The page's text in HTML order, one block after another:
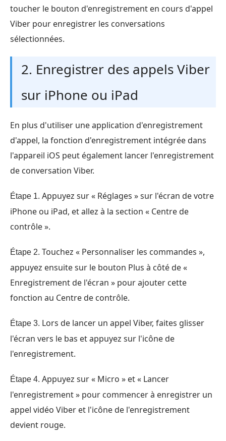
toucher le bouton d'enregistrement en cours d'appel
Viber pour enregistrer les conversations
sélectionnées.
2. Enregistrer des appels Viber
sur iPhone ou iPad
En plus d'utiliser une application d'enregistrement
d'appel, la fonction d'enregistrement intégrée dans
l'appareil iOS peut également lancer l'enregistrement
de conversation Viber.
Étape 1. Appuyez sur « Réglages » sur l'écran de votre
iPhone ou iPad, et allez à la section « Centre de
contrôle ».
Étape 2. Touchez « Personnaliser les commandes »,
appuyez ensuite sur le bouton Plus à côté de «
Enregistrement de l'écran » pour ajouter cette
fonction au Centre de contrôle.
Étape 3. Lors de lancer un appel Viber, faites glisser
l'écran vers le bas et appuyez sur l'icône de
l'enregistrement.
Étape 4. Appuyez sur « Micro » et « Lancer
l'enregistrement » pour commencer à enregistrer un
appel vidéo Viber et l'icône de l'enregistrement
devient rouge.